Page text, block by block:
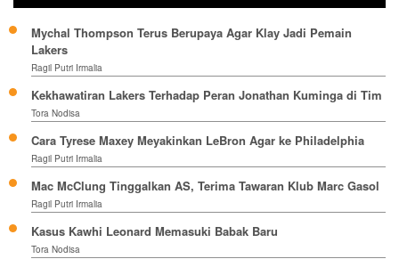
Mychal Thompson Terus Berupaya Agar Klay Jadi Pemain
Lakers
Ragil Putri Irmalia
Kekhawatiran Lakers Terhadap Peran Jonathan Kuminga di Tim
Tora Nodisa
Cara Tyrese Maxey Meyakinkan LeBron Agar ke Philadelphia
Ragil Putri Irmalia
Mac McClung Tinggalkan AS, Terima Tawaran Klub Marc Gasol
Ragil Putri Irmalia
Kasus Kawhi Leonard Memasuki Babak Baru
Tora Nodisa